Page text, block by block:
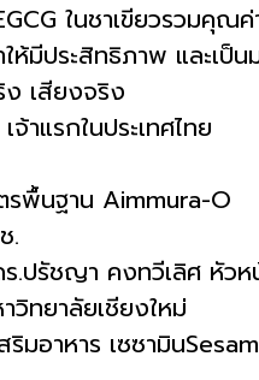
ในชาเขียวรวมคุณ
ประสิทธิภาพ และเป็น
เสียงจริง
าแรกในประเทศไทย
รพื้นฐาน Aimmura-O
.
รัชญา คงทวีเลิศ หัวห
ทยาลัยเชียงใหม่
อาหาร เซซามิน